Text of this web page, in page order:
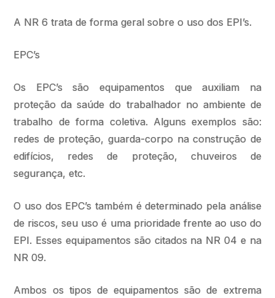
A NR 6 trata de forma geral sobre o uso dos EPI’s.
EPC’s
Os EPC’s são equipamentos que auxiliam na
proteção da saúde do trabalhador no ambiente de
trabalho de forma coletiva. Alguns exemplos são:
redes de proteção, guarda-corpo na construção de
edifícios, redes de proteção, chuveiros de
segurança, etc.
O uso dos EPC’s também é determinado pela análise
de riscos, seu uso é uma prioridade frente ao uso do
EPI. Esses equipamentos são citados na NR 04 e na
NR 09.
Ambos os tipos de equipamentos são de extrema